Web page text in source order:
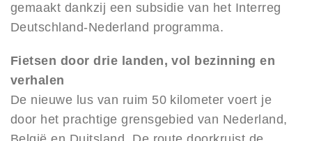
gemaakt dankzij een subsidie van het Interreg
Deutschland-Nederland programma.
Fietsen door drie landen, vol bezinning en
verhalen
De nieuwe lus van ruim 50 kilometer voert je
door het prachtige grensgebied van Nederland,